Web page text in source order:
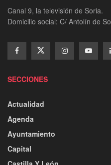
Canal 9, la televisión de Soria.
Domicilio social: C/ Antolín de
SECCIONES
Actualidad
Agenda
Ayuntamiento
Capital